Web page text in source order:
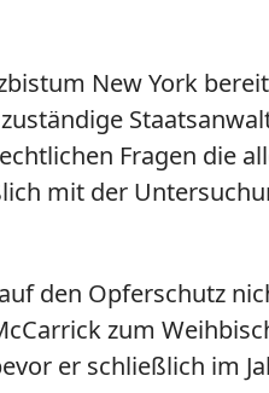
New York
Fragen die
mit der
den Opferschutz
zum
er schließlich im